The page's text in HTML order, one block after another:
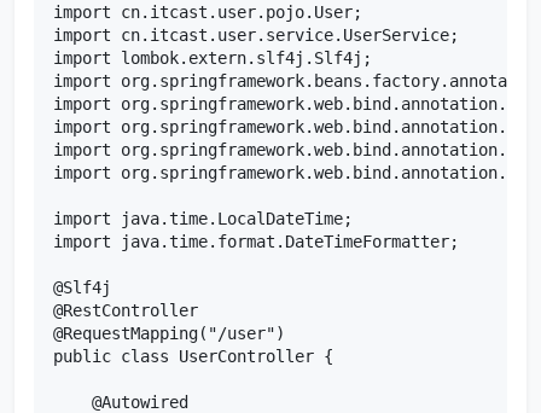
import cn.itcast.user.pojo.User;
import cn.itcast.user.service.UserService;
import lombok.extern.slf4j.Slf4j;
import
import
import
import
import
import java.time.LocalDateTime;
import java.time.format.DateTimeFormatter;
@Slf4j
@RestController
@RequestMapping("/user")
public class UserController {
@Autowired